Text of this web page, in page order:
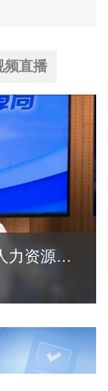
频直播
2026年6月10日——苏州市人力资源和社会保障局